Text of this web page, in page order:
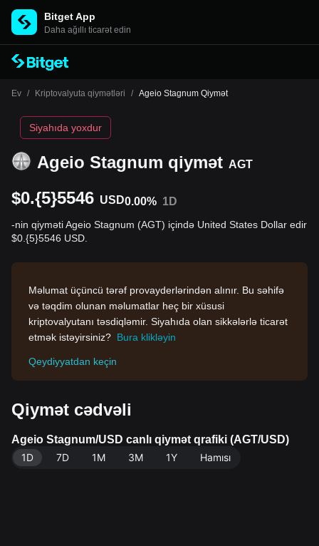
Bitget App
Daha ağıllı ticarət edin
Ev / Kriptovalyuta qiymətləri / Ageio Stagnum Qiymət
Ageio Stagnum qiymət AGT
Siyahıda yoxdur
$0.{5}5546 USD0.00% 1D
-nin qiyməti Ageio Stagnum (AGT) içində United States Dollar edir
$0.{5}5546 USD.
Məlumat üçüncü tərəf provayderlərindən alınır. Bu səhifə
və təqdim olunan məlumatlar heç bir xüsusi
kriptovalyutanı təsdiqləmir. Siyahıda olan sikkələrlə ticarət
etmək istəyirsiniz? Bura klikləyin
Qeydiyyatdan keçin
Qiymət cədvəli
Ageio Stagnum/USD canlı qiymət qrafiki (AGT/USD)
1D
7D 1M 3M 1Y Hamısı